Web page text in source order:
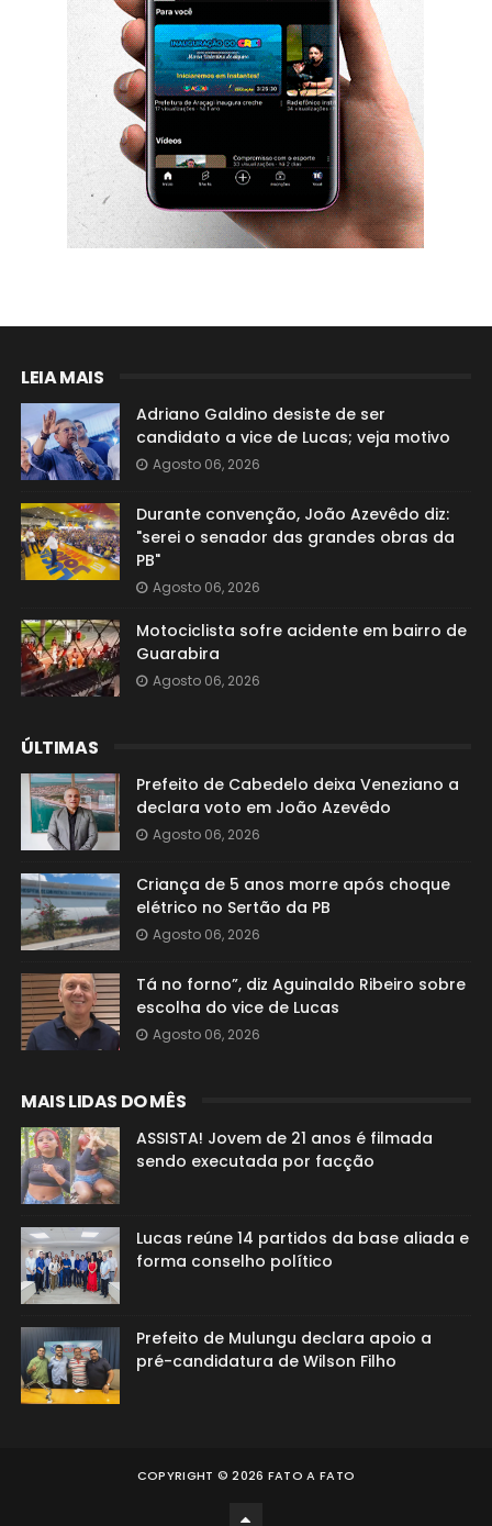
LEIA MAIS
Adriano Galdino desiste de ser
candidato a vice de Lucas; veja motivo
Agosto 06, 2026
Durante convenção, João Azevêdo diz:
"serei o senador das grandes obras da
PB"
Agosto 06, 2026
Motociclista sofre acidente em bairro de
Guarabira
Agosto 06, 2026
ÚLTIMAS
Prefeito de Cabedelo deixa Veneziano a
declara voto em João Azevêdo
Agosto 06, 2026
Criança de 5 anos morre após choque
elétrico no Sertão da PB
Agosto 06, 2026
Tá no forno”, diz Aguinaldo Ribeiro sobre
escolha do vice de Lucas
Agosto 06, 2026
MAIS LIDAS DO MÊS
ASSISTA! Jovem de 21 anos é filmada
sendo executada por facção
Lucas reúne 14 partidos da base aliada e
forma conselho político
Prefeito de Mulungu declara apoio a
pré-candidatura de Wilson Filho
COPYRIGHT ©2026 FATO A FATO